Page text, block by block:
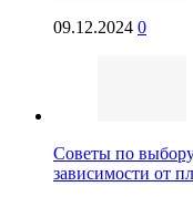
09.12.2024 0
Советы по
зависимости от